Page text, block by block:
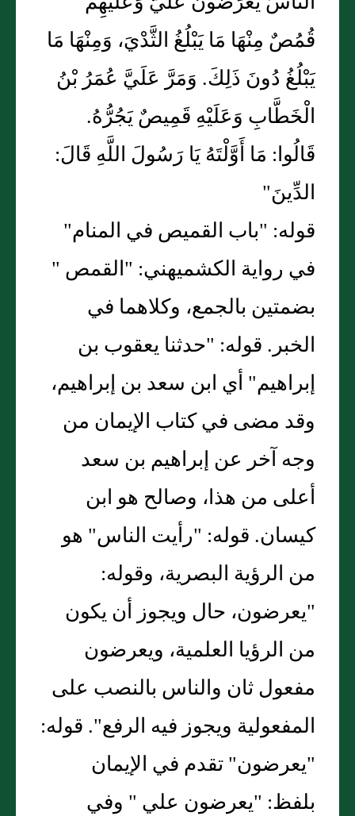
قُمُصٌ مِنْهَا مَا يَبْلُغُ الثَّدْيَ، وَمِنْهَا مَا
يَبْلُغُ دُونَ ذَلِكَ. وَمَرَّ عَلَيَّ عُمَرُ بْنُ
الْخَطَّابِ وَعَلَيْهِ قَمِيصٌ يَجُرُّهُ.
قَالُوا: مَا أَوَّلْتَهُ يَا رَسُولَ اللَّهِ قَالَ:
الدِّينَ"
قوله: "باب القميص في المنام"
في رواية الكشميهني: "القمص "
بضمتين بالجمع، وكلاهما في
الخبر. قوله: "حدثنا يعقوب بن
إبراهيم" أي ابن سعد بن إبراهيم،
وقد مضى في كتاب الإيمان من
وجه آخر عن إبراهيم بن سعد
أعلى من هذا، وصالح هو ابن
كيسان. قوله: "رأيت الناس" هو
من الرؤية البصرية، وقوله:
"يعرضون، حال ويجوز أن يكون
من الرؤيا العلمية، ويعرضون
مفعول ثان والناس بالنصب على
المفعولية ويجوز فيه الرفع". قوله:
"يعرضون" تقدم في الإيمان
بلفظ: "يعرضون علي " وفي